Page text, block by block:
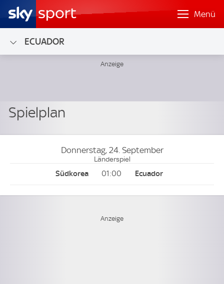
Menü
ECUADOR
Donnerstag, 24. September
Länderspiel
01:00